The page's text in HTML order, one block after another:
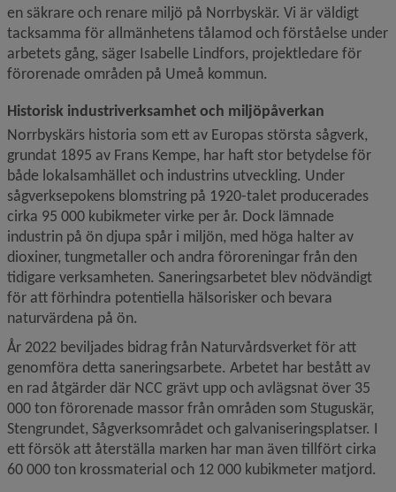
en säkrare och renare miljö på Norrbyskär. Vi är väldigt
tacksamma för allmänhetens tålamod och förståelse under
arbetets gång, säger Isabelle Lindfors, projektledare för
förorenade områden på Umeå kommun.
Historisk industriverksamhet och miljöpåverkan
Norrbyskärs historia som ett av Europas största sågverk,
grundat 1895 av Frans Kempe, har haft stor betydelse för
både lokalsamhället och industrins utveckling. Under
sågverksepokens blomstring på 1920-talet producerades
cirka 95 000 kubikmeter virke per år. Dock lämnade
industrin på ön djupa spår i miljön, med höga halter av
dioxiner, tungmetaller och andra föroreningar från den
tidigare verksamheten. Saneringsarbetet blev nödvändigt
för att förhindra potentiella hälsorisker och bevara
naturvärdena på ön.
År 2022 beviljades bidrag från Naturvårdsverket för att
genomföra detta saneringsarbete. Arbetet har bestått av
en rad åtgärder där NCC grävt upp och avlägsnat över 35
000 ton förorenade massor från områden som Stuguskär,
Stengrundet, Sågverksområdet och galvaniseringsplatser. I
ett försök att återställa marken har man även tillfört cirka
60 000 ton krossmaterial och 12 000 kubikmeter matjord.